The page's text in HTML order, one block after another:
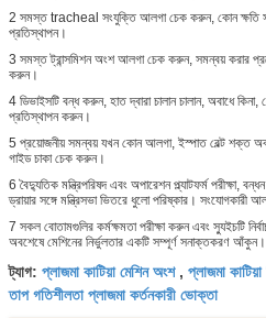
2 সমস্ত tracheal সংযুক্তি আলগা চেক করুন, কোন ক্ষতি
প্রতিস্থাপন।
3 সমস্ত ট্রান্সমিশন অংশ আলগা চেক করুন, সমন্বয় করার
করুন।
4 ডিভাইসটি বন্ধ করুন, হাত দ্বারা চালান চালান, অবাধে
প্রতিস্থাপন করুন।
5 প্রয়োজনীয় সমন্বয় যখন কোন আলগা, ইস্পাত বেল্ট শক্ত
গাইড চাকা চেক করুন।
6 বৈদ্যুতিক মন্ত্রিপরিষদ এবং অপারেশন প্ল্যাটফর্ম পরীক্ষা,
ড্রায়ার সঙ্গে মন্ত্রিসভা ভিতরে ধুলো পরিষ্কার। সংযোগকারী
7 সকল বোতামগুলির কর্মক্ষমতা পরীক্ষা করুন এবং স্যুইচটি
অবশেষে মেশিনের নির্ভুলতার একটি সম্পূর্ণ সনাক্তকরণ আঁকুন।
ট্যাগ: প্লাজমা কাটিয়া মেশিন অংশ, প্লাজমা
তাপ গতিশীলতা প্লাজমা কর্তনকারী ভোক্তা